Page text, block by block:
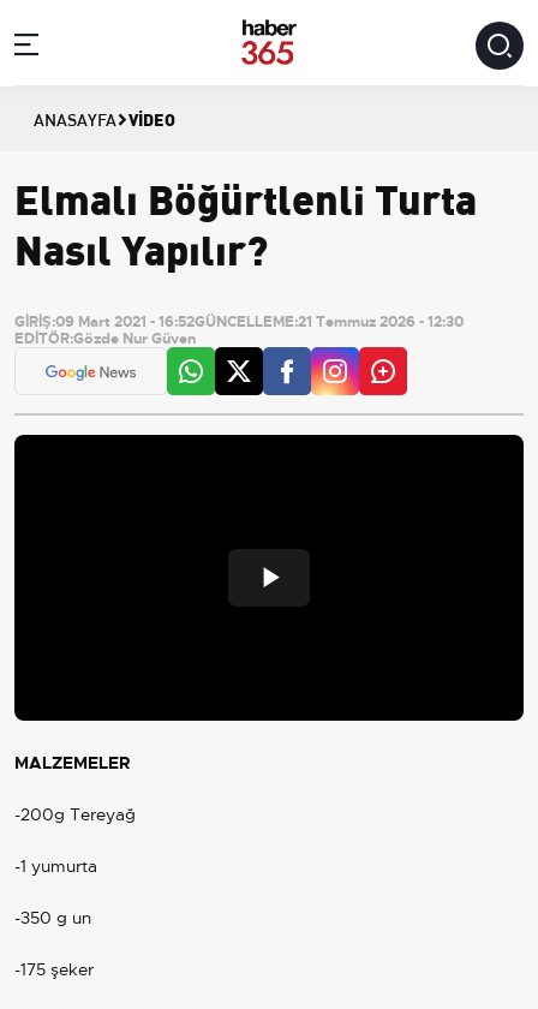
ANASAYFA VIDEO
Elmalı Böğürtlenli Turta
Nasıl Yapılır?
GİRİŞ:09 Mart 2021 - 16:52GÜNCELLEME:21 Temmuz 2026 - 12:30
EDİTÖR:Gözde Nur Güven
Play
MALZEMELER
-200g Tereyağ
-1 yumurta
-350 g un
-175 şeker